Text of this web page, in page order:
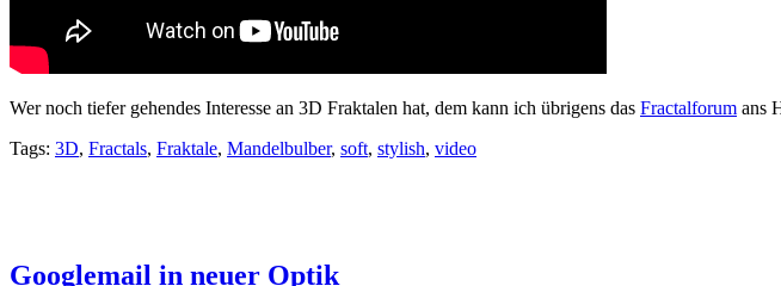
Wer noch tiefer gehendes Interesse an 3D Fraktalen hat, dem kann ich übrigens das Fractalforum ans
Tags: 3D, Fractals, Fraktale, Mandelbulber, soft, stylish, video
Googlemail in neuer Optik